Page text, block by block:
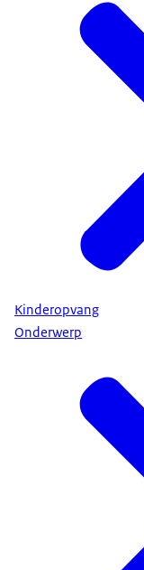
Kinderopvang
Onderwerp